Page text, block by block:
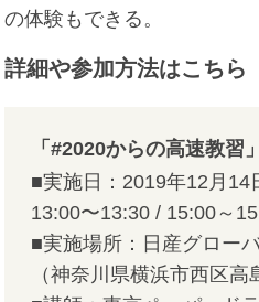
の体験もできる。
詳細や参加方法はこちら
「#2020からの高速教習
■実施日：2019年12月14
13:00〜13:30 / 15:00～
■実施場所：日産グロー
（神奈川県横浜市西区高